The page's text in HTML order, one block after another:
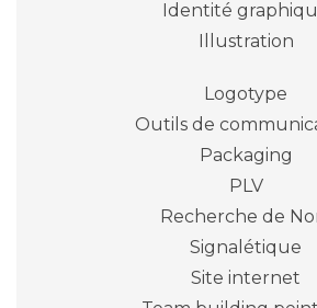
identité
Illustration
Logotype
Outils de
Packaging
PLV
Recherche de
signalétique
Site internet